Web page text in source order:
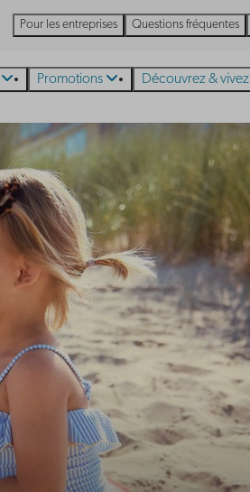
Pour les entreprises Questions fréquentes
Promotions Découvrez & vivez